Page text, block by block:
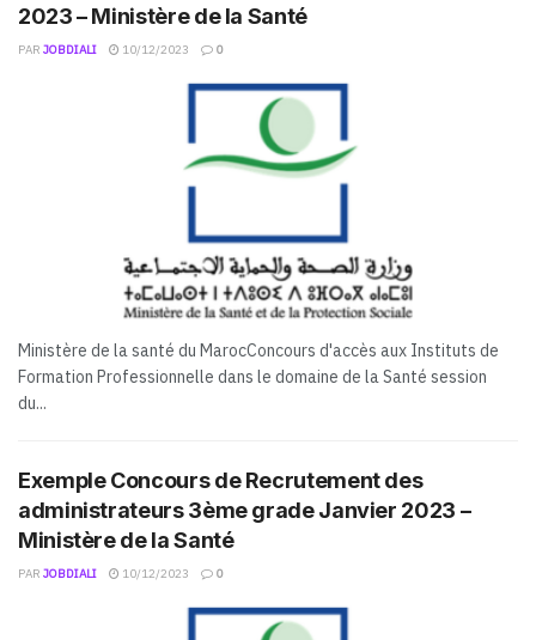
2023 – Ministère de la Santé
PAR JOBDIALI 10/12/2023 0
Ministère de la santé du MarocConcours d'accès aux Instituts de
Formation Professionnelle dans le domaine de la Santé session
du...
Exemple Concours de Recrutement des
administrateurs 3ème grade Janvier 2023 –
Ministère de la Santé
PAR JOBDIALI 10/12/2023 0